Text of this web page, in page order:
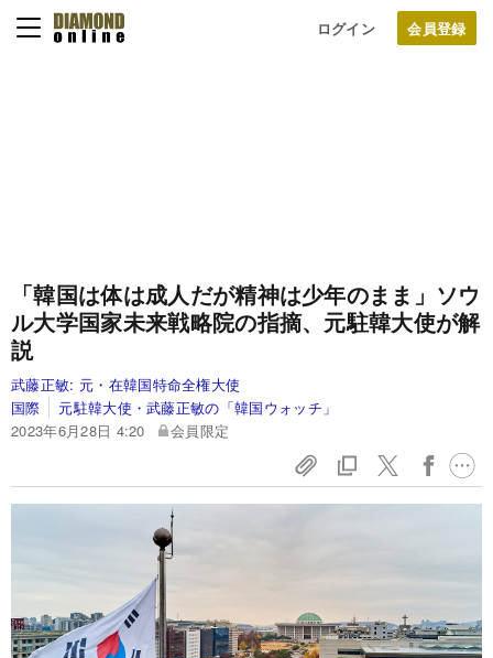
ログイン
「韓国は体は成人だが精神は少年のまま」ソウ
ル大学国家未来戦略院の指摘、元駐韓大使が解
説
武藤正敏: 元・在韓国特命全権大使
国際
元駐韓大使・武藤正敏の「韓国ウォッチ」
2023年6月28日 4:20
会員限定